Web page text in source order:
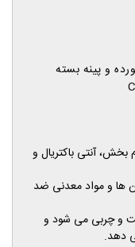
و پینه بسته
C
بخش، آنتی باکتریال و
ها و مواد معدنی ضد
و چربی می شود و
دهد.